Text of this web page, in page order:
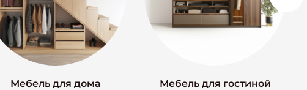
Мебель для дома Мебель для гостиной